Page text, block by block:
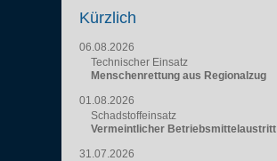
Kürzlich
06.08.2026
Technischer Einsatz
Menschenrettung aus Regionalzug
01.08.2026
Schadstoffeinsatz
Vermeintlicher Betriebsmittelaustritt
31.07.2026